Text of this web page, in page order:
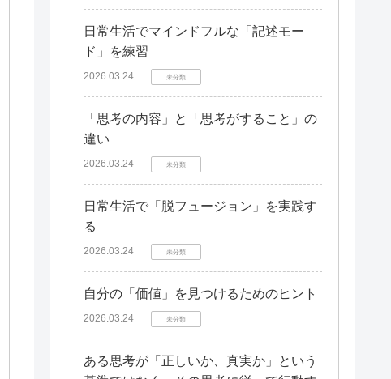
日常生活でマインドフルな「記述モー
ド」を練習
2026.03.24 未分類
「思考の内容」と「思考がすること」の
違い
2026.03.24 未分類
日常生活で「脱フュージョン」を実践す
る
2026.03.24 未分類
自分の「価値」を見つけるためのヒント
2026.03.24 未分類
ある思考が「正しいか、真実か」という